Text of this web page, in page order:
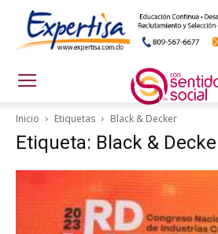
Inicio Etiquetas Black & Decker
Etiqueta: Black &